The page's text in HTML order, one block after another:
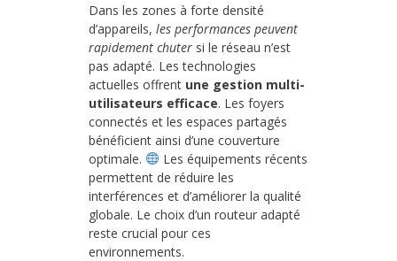
Dans les zones à forte densité
d’appareils, les performances peuvent
rapidement chuter si le réseau n’est
pas adapté. Les technologies
actuelles offrent une gestion multi-
utilisateurs efficace. Les foyers
connectés et les espaces partagés
bénéficient ainsi d’une couverture
optimale.
Les équipements récents
permettent de réduire les
interférences et d’améliorer la qualité
globale. Le choix d’un routeur adapté
reste crucial pour ces
environnements.